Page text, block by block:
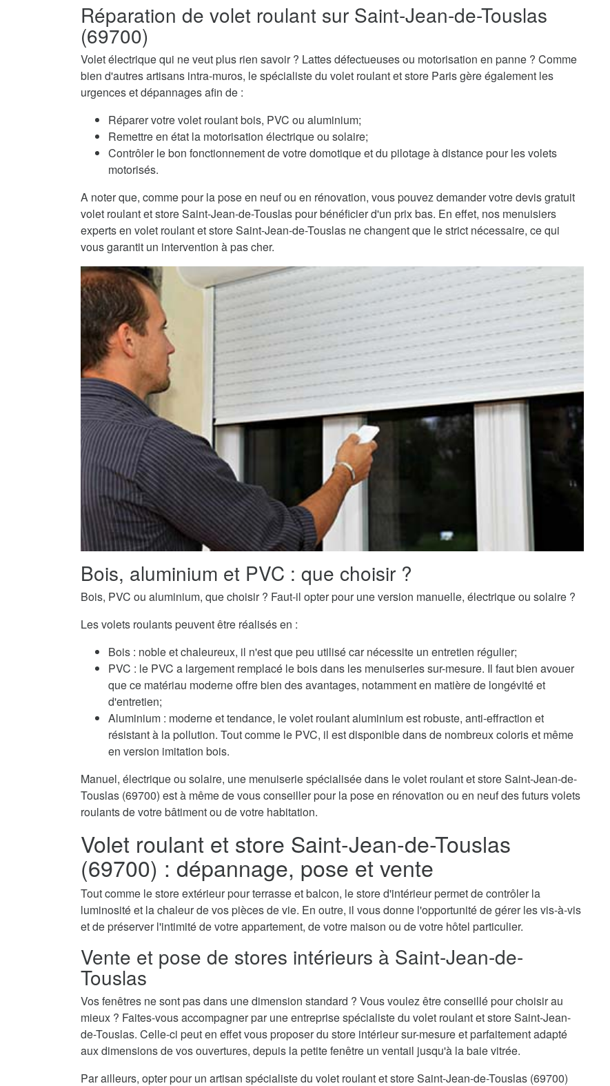
Réparation de volet roulant sur Saint-Jean-de-Touslas
(69700)
Volet électrique qui ne veut plus rien savoir ? Lattes défectueuses ou motorisation en panne ? Comme
bien d'autres artisans intra-muros, le spécialiste du volet roulant et store Paris gère également les
urgences et dépannages afin de :
Réparer votre volet roulant bois, PVC ou aluminium;
Remettre en état la motorisation électrique ou solaire;
Contrôler le bon fonctionnement de votre domotique et du pilotage à distance pour les volets
motorisés.
A noter que, comme pour la pose en neuf ou en rénovation, vous pouvez demander votre devis gratuit
volet roulant et store Saint-Jean-de-Touslas pour bénéficier d'un prix bas. En effet, nos menuisiers
experts en volet roulant et store Saint-Jean-de-Touslas ne changent que le strict nécessaire, ce qui
vous garantit un intervention à pas cher.
Bois, aluminium et PVC : que choisir ?
Bois, PVC ou aluminium, que choisir ? Faut-il opter pour une version manuelle, électrique ou solaire ?
Les volets roulants peuvent être réalisés en :
Bois : noble et chaleureux, il n'est que peu utilisé car nécessite un entretien régulier;
PVC : le PVC a largement remplacé le bois dans les menuiseries sur-mesure. Il faut bien avouer
que ce matériau moderne offre bien des avantages, notamment en matière de longévité et
d'entretien;
Aluminium : moderne et tendance, le volet roulant aluminium est robuste, anti-effraction et
résistant à la pollution. Tout comme le PVC, il est disponible dans de nombreux coloris et même
en version imitation bois.
Manuel, électrique ou solaire, une menuiserie spécialisée dans le volet roulant et store Saint-Jean-de-
Touslas (69700) est à même de vous conseiller pour la pose en rénovation ou en neuf des futurs volets
roulants de votre bâtiment ou de votre habitation.
Volet roulant et store Saint-Jean-de-Touslas
(69700) : dépannage, pose et vente
Tout comme le store extérieur pour terrasse et balcon, le store d'intérieur permet de contrôler la
luminosité et la chaleur de vos pièces de vie. En outre, il vous donne l'opportunité de gérer les vis-à-vis
et de préserver l'intimité de votre appartement, de votre maison ou de votre hôtel particulier.
Vente et pose de stores intérieurs à Saint-Jean-de-
Touslas
Vos fenêtres ne sont pas dans une dimension standard ? Vous voulez être conseillé pour choisir au
mieux ? Faites-vous accompagner par une entreprise spécialiste du volet roulant et store Saint-Jean-
de-Touslas. Celle-ci peut en effet vous proposer du store intérieur sur-mesure et parfaitement adapté
aux dimensions de vos ouvertures, depuis la petite fenêtre un ventail jusqu'à la baie vitrée.
Par ailleurs, opter pour un artisan spécialiste du volet roulant et store Saint-Jean-de-Touslas (69700)